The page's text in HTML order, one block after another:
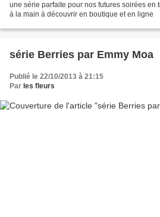
une série parfaite pour nos futures soirées en
à la main à découvrir en boutique et en ligne
série Berries par Emmy Moa
Publié le 22/10/2013 à 21:15
Par les fleurs